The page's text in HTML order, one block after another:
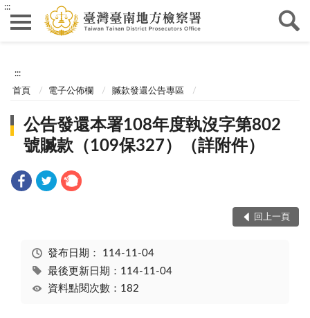
:::
:::
首頁 電子公佈欄 贓款發還公告專區
公告發還本署108年度執沒字第802
號贓款（109保327）（詳附件）
回上一頁
發布日期： 114-11-04
最後更新日期：114-11-04
資料點閱次數：182